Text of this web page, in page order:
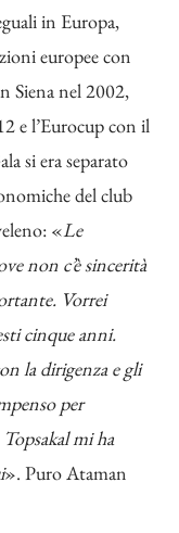
in Europa,
europee con
Siena nel 2002,
e l’Eurocup con il
si era separato
del club
«Le
non c’è sincerità
Vorrei
cinque anni.
la dirigenza e gli
per
mi ha
». Puro Ataman